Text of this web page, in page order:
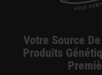
Votre Source
Produits